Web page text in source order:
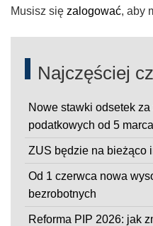
Musisz się zalogować, aby
Najczęściej
Nowe stawki odsetek za
podatkowych od 5
ZUS będzie na bieżąco
Od 1 czerwca nowa
bezrobotnych
Reforma PIP 2026: jak